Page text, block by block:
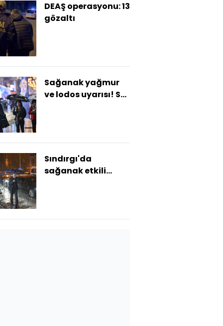
DEAŞ operasyonu: 13
gözaltı
Sağanak yağmur
ve lodos uyarısı! Sel
Sındırgı'da
sağanak etkili